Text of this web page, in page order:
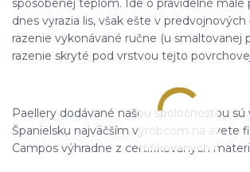
spôsobenej teplom. Ide o pravidelné malé
dnes vyrazia lis, však ešte v
razenie vykonávané ručne (u smaltovanej
razenie skryté pod vrstvou tejto
Paellery dodávané našou spoločnosťou sú
Španielsku najväčším výrobcom na svete
Campos výhradne z certifikovaných